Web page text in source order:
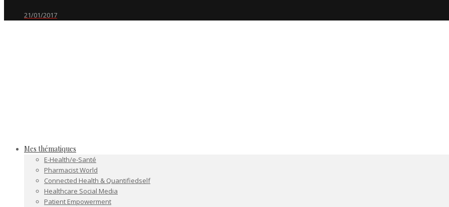
21/01/2017
Mes thématiques
E-Health/e-Santé
Pharmacist World
Connected Health & Quantifiedself
Healthcare Social Media
Patient Empowerment